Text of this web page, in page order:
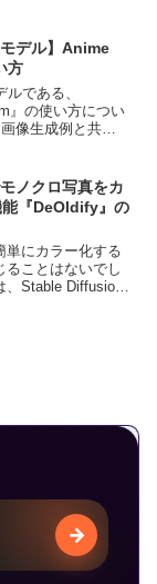
てみてください！
デル】Anime
方
である、
』の使い方につい
像生成例と共に
ノクロ写真をカ
能『DeOldify』の
単にカラー化する
ることはないでし
、Stable Diffusion
無料で受け
→